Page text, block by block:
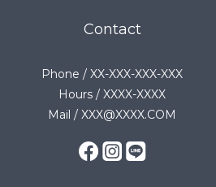
Contact
Phone / XX-XXX-XXX-XXX
Hours / XXXX-XXXX
Mail / XXX@XXXX.COM